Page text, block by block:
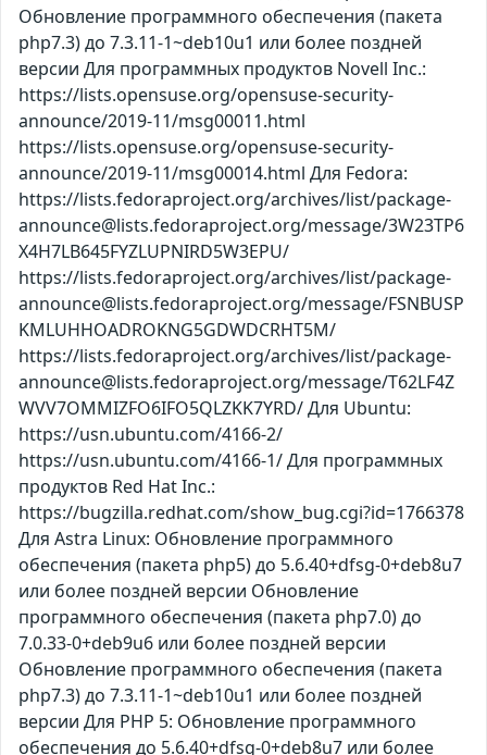
Обновление программного обеспечения (пакета
php7.3) до 7.3.11-1~deb10u1 или более поздней
версии Для программных продуктов Novell Inc.:
https://lists.opensuse.org/opensuse-security-
announce/2019-11/msg00011.html
https://lists.opensuse.org/opensuse-security-
announce/2019-11/msg00014.html Для Fedora:
https://lists.fedoraproject.org/archives/list/package-
announce@lists.fedoraproject.org/message/3W23TP6
X4H7LB645FYZLUPNIRD5W3EPU/
https://lists.fedoraproject.org/archives/list/package-
announce@lists.fedoraproject.org/message/FSNBUSP
KMLUHHOADROKNG5GDWDCRHT5M/
https://lists.fedoraproject.org/archives/list/package-
announce@lists.fedoraproject.org/message/T62LF4Z
WVV7OMMIZFO6IFO5QLZKK7YRD/ Для Ubuntu:
https://usn.ubuntu.com/4166-2/
https://usn.ubuntu.com/4166-1/ Для программных
продуктов Red Hat Inc.:
https://bugzilla.redhat.com/show_bug.cgi?id=1766378
Для Astra Linux: Обновление программного
обеспечения (пакета php5) до 5.6.40+dfsg-0+deb8u7
или более поздней версии Обновление
программного обеспечения (пакета php7.0) до
7.0.33-0+deb9u6 или более поздней версии
Обновление программного обеспечения (пакета
php7.3) до 7.3.11-1~deb10u1 или более поздней
версии Для PHP 5: Обновление программного
обеспечения до 5.6.40+dfsg-0+deb8u7 или более